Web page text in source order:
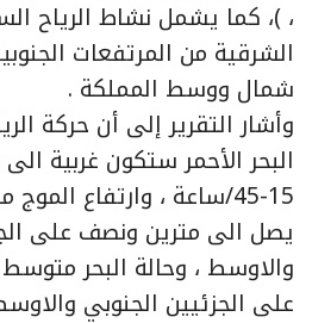
، )، كما يشمل نشاط الرياح
الشرقية من المرتفعات
شمال ووسط المملكة .
وأشار التقرير إلى أن حركة
البحر الأحمر ستكون غربية
15-45/ساعة ، وارتفاع
يصل الى مترين ونصف على
والاوسط ، وحالة البحر
على الجزئيين الجنوبي